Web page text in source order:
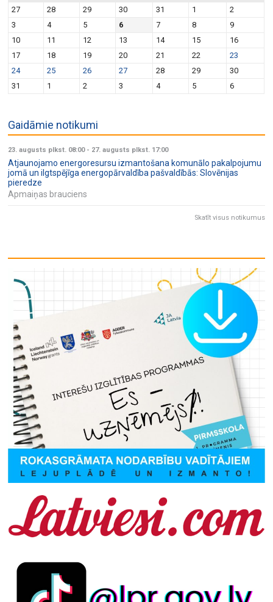
27 28 29 30 31 1
2
3
4 5 6 7 8
9
10
11 12 13 14 15
16
17
18 19 20 21 22
23
24
25 26 27 28 29
30
31
1 2 3 4 5 6
Gaidāmie notikumi
23. augusts plkst. 08:00- 27. augusts plkst. 17:00
Atjaunojamo energoresursu izmantošana komunālo pakalpojumu
jomā un ilgtspējīga energopārvaldība pašvaldībās: Slovēnijas
pieredze
Apmaiņas brauciens
Skatīt visus notikumus